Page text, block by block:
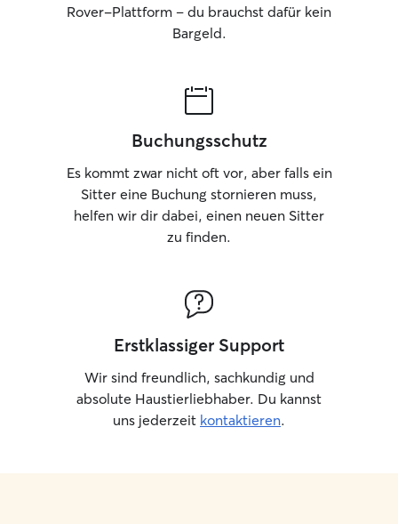
Rover-Plattform – du brauchst dafür kein
Bargeld.
Buchungsschutz
Es kommt zwar nicht oft vor, aber falls ein
Sitter eine Buchung stornieren muss,
helfen wir dir dabei, einen neuen Sitter
zu finden.
Erstklassiger Support
Wir sind freundlich, sachkundig und
absolute Haustierliebhaber. Du kannst
uns jederzeit kontaktieren.